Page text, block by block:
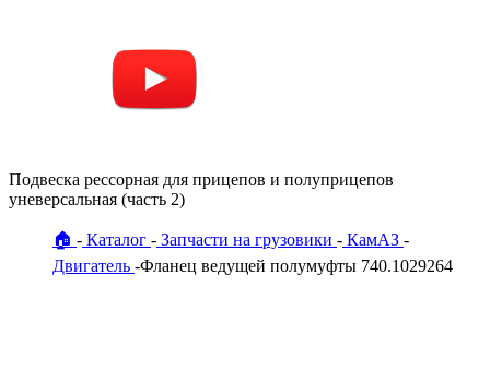
Подвеска рессорная для прицепов и полуприцепов
уневерсальная (часть 2)
🏠 Каталог Запчасти на грузовики
КамАЗ
Двигатель Фланец ведущей полумуфты 740.1029264